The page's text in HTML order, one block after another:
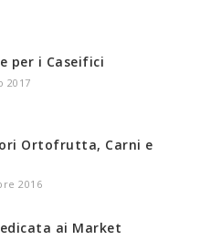
per i Caseifici
2017
Ortofrutta, Carni e
2016
ai Market